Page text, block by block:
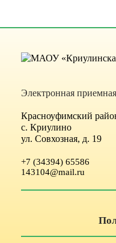
Электронная
Красноуфимский
с. Криулино
ул. Совхозная, д. 19
+7 (34394) 65586
143104@mail.ru